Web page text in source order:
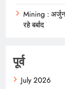
Mining :
रहे बर्बाद
पूर्व
July 2026